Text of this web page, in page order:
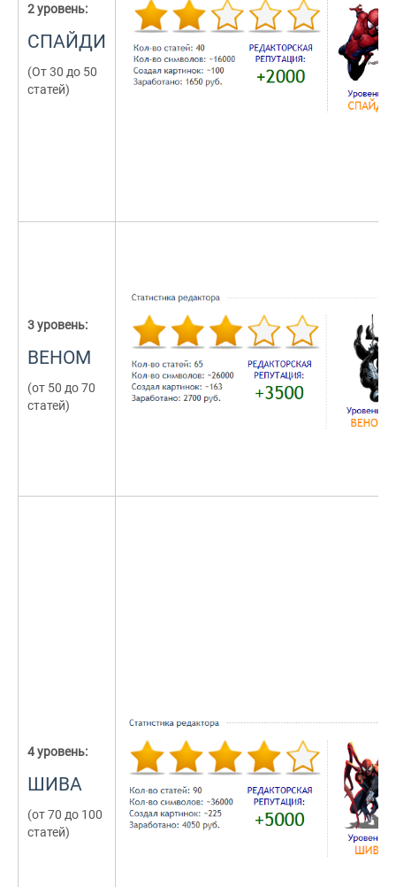
2 уровень:
СПАЙДИ
(От 30 до 50
статей)
3 уровень:
ВЕНОМ
(от 50 до 70
статей)
4 уровень:
ШИВА
(от 70 до 100
статей)